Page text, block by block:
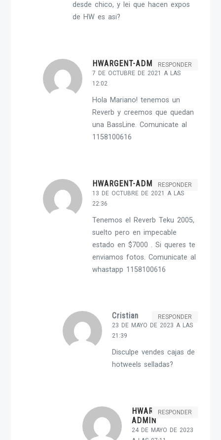
desde chico, y lei que hacen expos
de HW es asi?
HWARGENT-ADMIN
7 DE OCTUBRE DE 2021 A LAS
12:02
RESPONDER
Hola Mariano! tenemos un
Reverb y creemos que quedan
una BassLine. Comunicate al
1158100616
HWARGENT-ADMIN
13 DE OCTUBRE DE 2021 A LAS
22:36
RESPONDER
Tenemos el Reverb Teku 2005,
suelto pero en impecable
estado en $7000 . Si queres te
enviamos fotos. Comunicate al
whastapp 1158100616
Cristian
23 DE MAYO DE 2023 A LAS
21:39
RESPONDER
Disculpe vendes cajas de
hotweels selladas?
HWARGENT-
ADMIN
24 DE MAYO DE 2023
RESPONDER